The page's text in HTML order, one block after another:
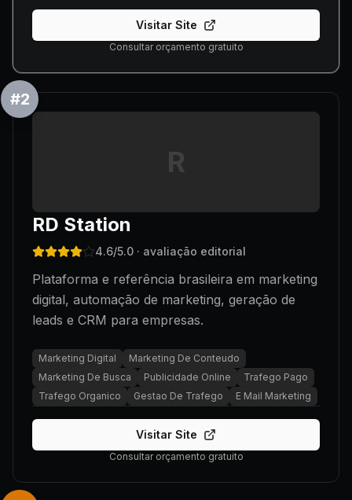
Visitar Site
Consultar orçamento gratuito
#2
R
RD Station
4.6/5.0 · avaliação editorial
Plataforma e referência brasileira em marketing
digital, automação de marketing, geração de
leads e CRM para empresas.
Marketing Digital
Marketing De Conteudo
Marketing De Busca
Publicidade Online
Trafego Pago
Trafego Organico
Gestao De Trafego E Mail Marketing
Visitar Site
Consultar orçamento gratuito